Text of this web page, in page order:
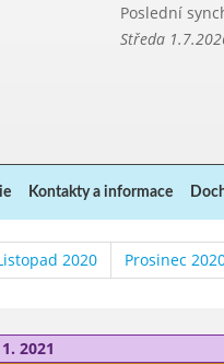
Poslední
Středa
Kontakty a informace
2020 Prosinec
2021